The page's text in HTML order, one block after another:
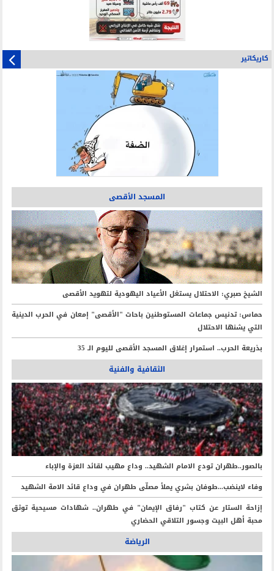
کاریکاتیر
المسجد الأقصى
الشيخ صبري: الاحتلال يستغل الأعياد اليهودية لتهويد الأقصى
️حماس: تدنيس جماعات المستوطنين باحات "الأقصى" إمعان في الحرب الدينية
التي يشنها الاحتلال
بذريعة الحرب.. استمرار إغلاق المسجد الأقصى لليوم الـ 35
الثقافية والفنية
بالصور..طهران تودع الامام الشهيد.. وداع مهيب لقائد العزة والإباء
وفاء لاينضب...طوفان بشري يملأ مصلّى طهران في وداع قائد الامة الشهيد
إزاحة الستار عن كتاب "رفاق الإيمان" في طهران.. شهادات مسيحية توثق
محبة أهل البيت وجسور التلاقي الحضاري
الرياضة